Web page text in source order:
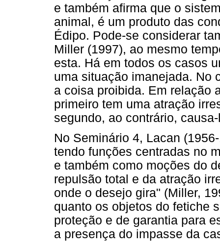
e também afirma que o
animal, é um produto das
Édipo. Pode-se considerar
Miller (1997), ao mesmo
esta. Há em todos os casos
uma situação imanejada. No
a coisa proibida. Em relação
primeiro tem uma atração
segundo, ao contrário,
No Seminário 4, Lacan
tendo funções centradas no
e também como moções do
repulsão total e da atração
onde o desejo gira" (Miller,
quanto os objetos do fetiche
proteção e de garantia para
a presença do impasse da